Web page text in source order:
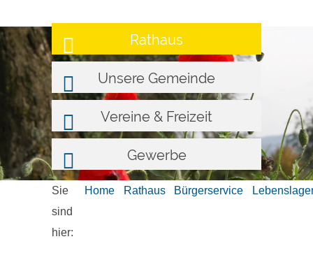
Rathaus
Unsere Gemeinde
Vereine & Freizeit
Gewerbe
Sie
sind
hier:
Home Rathaus Bürgerservice